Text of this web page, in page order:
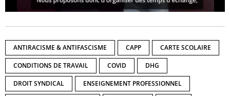
ANTIRACISME & ANTIFASCISME CAPP CARTE SCOLAIRE
CONDITIONS DE TRAVAIL COVID DHG
DROIT SYNDICAL ENSEIGNEMENT PROFESSIONNEL